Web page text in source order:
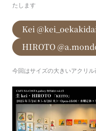
たします
Kei
HIROTO
今回はサイズの大きいアクリル